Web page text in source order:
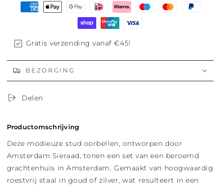
OORBELLEN
GRACHTENPANDJE
OORBELLEN
GRACHTENPANDJE
Gratis verzending vanaf €45!
BEZORGING
Delen
Productomschrijving
Deze modieuze stud oorbellen, ontworpen door
Amsterdam Sieraad, tonen een set van een beroemd
grachtenhuis in Amsterdam. Gemaakt van hoogwaardig
roestvrij staal in goud of zilver, wat resulteert in een